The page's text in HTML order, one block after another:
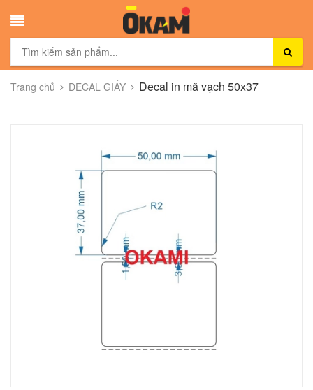
Trang chủ DECAL GIẤY Decal in mã vạch 50x37